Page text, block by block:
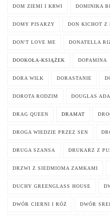
DOM ZIEMI I KRWI DOMINIKA
DOMY PISARZY DON KICHOT Z
DON'T LOVE ME DONATELLA
DOOKOŁA-KSIĄŻEK DOPAMINA
DORA WILK DORASTANIE
DOROTA RODZIM DOUGLAS
DRAG QUEEN DRAMAT
DROGA WIEDZIE PRZEZ SEN
DRUGA SZANSA DRUKARZ Z
DRZWI Z SIEDMIOMA ZAMKAMI
DUCHY GREENGLASS HOUSE
DWÓR CIERNI I RÓŻ DWÓR